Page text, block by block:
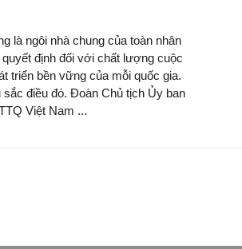
là ngôi nhà chung của toàn nhân
định đối với chất lượng cuộc
triển bền vững của mỗi quốc gia.
sắc điều đó. Đoàn Chủ tịch Ủy ban
Việt Nam ...